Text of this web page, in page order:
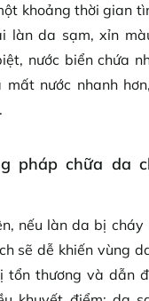
khoảng thời gian
làn da sạm, xỉn
nước biển chứa
mất nước nhanh
pháp chữa da
nếu làn da bị cháy
sẽ dễ khiến vùng
tổn thương và dẫn